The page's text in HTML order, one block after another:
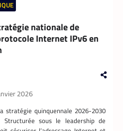
nationale de
Internet IPv6 en
2026
stratégie quinquennale 2026-2030
Structurée sous le leadership de